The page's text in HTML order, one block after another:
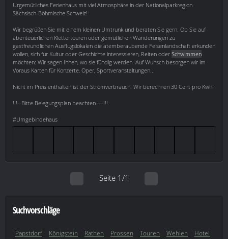
Urgemütliches Ferienhaus mit viel Atmosphäre in der Nationalparkregion
Sächsisch-Böhmische Schweiz!
Wir begrüßen Sie mit einem kleinen Umtrunk und beraten Sie gern. Ob Sie auf
abenteuerlichen Klettertouren oder gemütlichen Wanderungen zu
gastfreundlichen Ausflugslokalen die atemberaubende Felsenlandschaft erkunden
wollen, sich für Kultur oder Geschichte interessieren, Reiten oder Schwimmen
möchten: Wir sagen Ihnen, wo sie fündig werden. Auf Wunsch besorgen wir im
Voraus Karten für Konzerte, Oper, Sportveranstaltungen...
Nicht im Preis enthalten ist der Stromverbrauch. Wir berechnen 30 Cent pro Kwh.
!!!--Bitte Belegungsplan beachten ---!!!
#Umgebindehaus
Seite 1/1
Suchvorschläge
Papstdorf Königstein Rathen Prossen Touren Wehlen
Hotel